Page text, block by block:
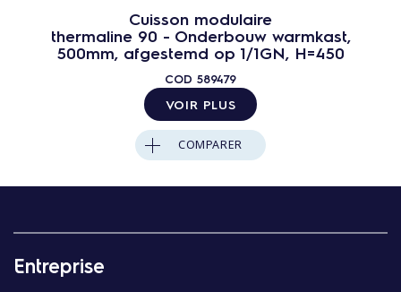
Cuisson modulaire
thermaline 90 - Onderbouw warmkast,
500mm, afgestemd op 1/1GN, H=450
COD 589479
VOIR PLUS
COMPARER
Entreprise